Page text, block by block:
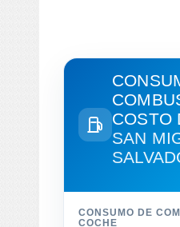
COSTO
SAN
CONSUMO DE
COCHE